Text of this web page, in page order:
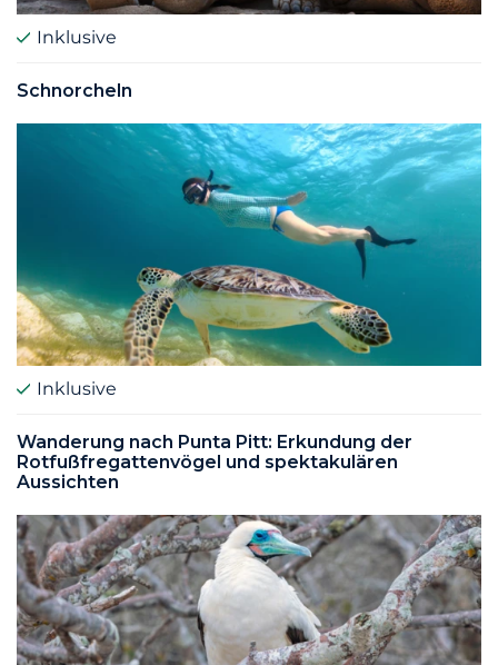
Inklusive
Schnorcheln
Inklusive
Wanderung nach Punta Pitt: Erkundung der
Rotfußfregattenvögel und spektakulären
Aussichten